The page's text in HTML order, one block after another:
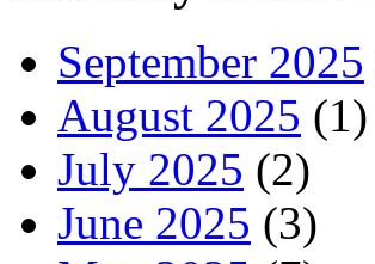
September 2025
August 2025 (1)
July 2025 (2)
June 2025 (3)